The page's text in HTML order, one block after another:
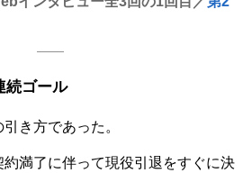
続ゴール
き方であった。
満了に伴って現役引退をすぐに決